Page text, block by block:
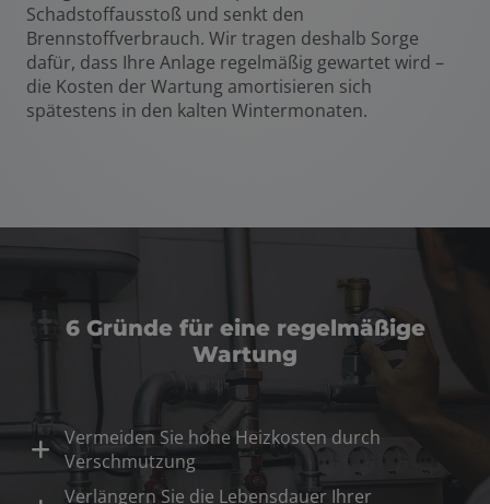
Schadstoffausstoß und senkt den
Brennstoffverbrauch. Wir tragen deshalb Sorge
dafür, dass Ihre Anlage regelmäßig gewartet wird –
die Kosten der Wartung amortisieren sich
spätestens in den kalten Wintermonaten.
6 Gründe für eine regelmäßige
Wartung
Vermeiden Sie hohe Heizkosten durch
Verschmutzung
Verlängern Sie die Lebensdauer Ihrer